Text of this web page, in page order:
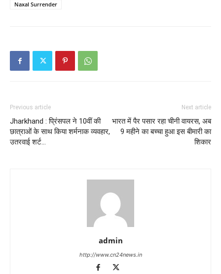
Naxal Surrender
Previous article
Jharkhand : प्रिंसपल ने 10वीं की
छात्राओं के साथ किया शर्मनाक व्यवहार,
उतरवाई शर्ट…
Next article
भारत में पैर पसार रहा चीनी वायरस, अब
9 महीने का बच्चा हुआ इस बीमारी का
शिकार
admin
http://www.cn24news.in